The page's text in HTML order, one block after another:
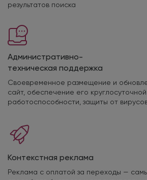
результатов поиска
Административно-
техническая поддержка
Своевременное размещение и
сайт, обеспечение его круглосуточной
работоспособности, защиты от
Контекстная реклама
Реклама с оплатой за переходы —